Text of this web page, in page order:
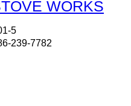
WORKS
5
239-7782